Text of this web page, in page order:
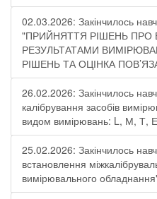
02.03.2026: Закінчилось
"ПРИЙНЯТТЯ РІШЕНЬ ПРО
РЕЗУЛЬТАТАМИ
РІШЕНЬ ТА ОЦІНКА
26.02.2026: Закінчилось
калібрування засобів
видом вимірювань: L, М, Т,
25.02.2026: Закінчилось
встановлення
вимірювального